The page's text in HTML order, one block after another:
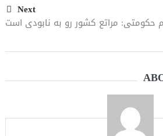
Next
حکومتی: مراتع کشور رو به نابودی است